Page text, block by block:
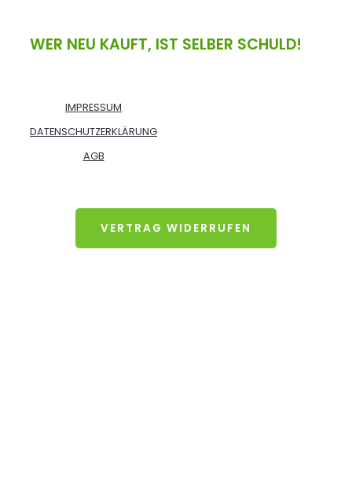
WER NEU KAUFT, IST SELBER SCHULD!
IMPRESSUM
DATENSCHUTZERKLÄRUNG
AGB
VERTRAG WIDERRUFEN